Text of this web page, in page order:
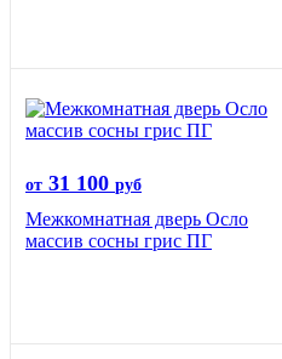
от 31 100 руб
Межкомнатная дверь Осло
массив сосны грис ПГ